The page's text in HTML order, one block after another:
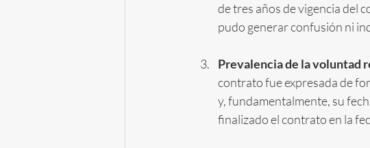
de tres años de vigencia del
pudo generar confusión ni
Prevalencia de la voluntad
contrato fue expresada de
y, fundamentalmente, su
finalizado el contrato en la